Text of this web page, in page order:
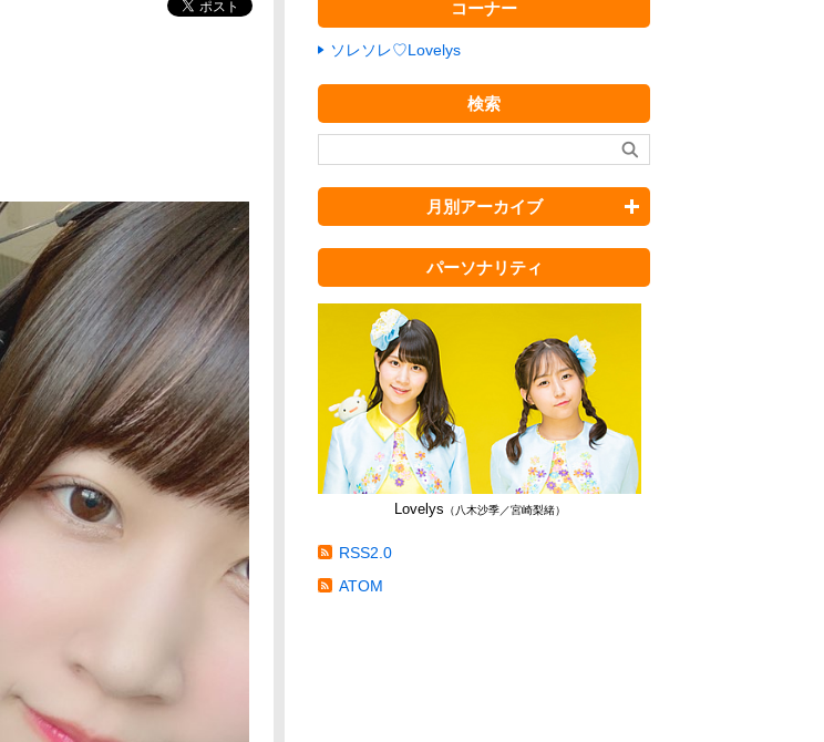
コーナー
ソレソレ♡Lovelys
検索
月別アーカイブ
パーソナリティ
Lovelys （八木沙季／宮崎梨緒）
RSS2.0
ATOM